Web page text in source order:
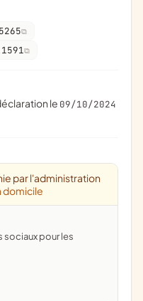
1591
le 09/10/2024
par l'administration
domicile